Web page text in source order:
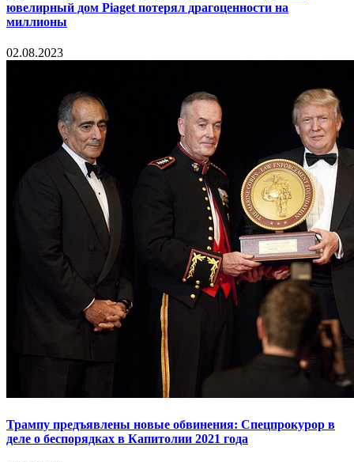
ювелирный дом Piaget потерял драгоценности на
миллионы
02.08.2023
Трампу предъявлены новые обвинения: Спецпрокурор в
деле о беспорядках в Капитолии 2021 года